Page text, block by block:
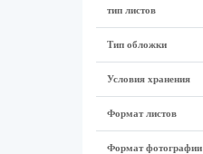
тип листов
Тип обложки
Условия хранения
Формат листов
Формат фотографии